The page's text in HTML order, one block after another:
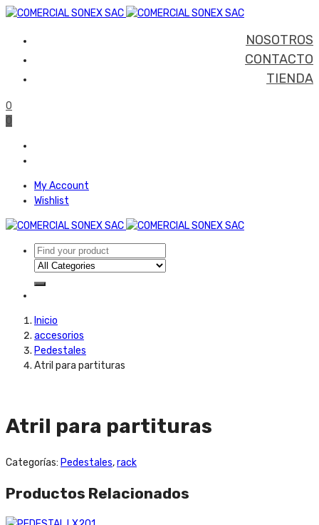
NOSOTROS
CONTACTO
TIENDA
0
0
My Account
Wishlist
Inicio
accesorios
Pedestales
Atril para partituras
Atril para partituras
Categorías: Pedestales,rack
Productos Relacionados